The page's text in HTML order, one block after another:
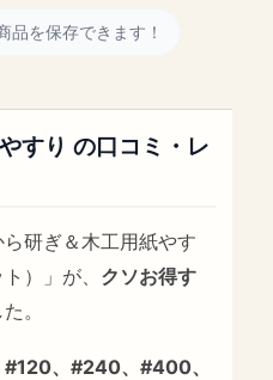
品を保存できます！
すり の口コミ・レ
研ぎ＆木工用紙やす
）」が、 クソお得す
。
、#240、#400、